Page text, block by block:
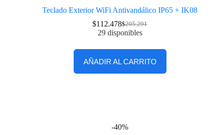
Teclado Exterior WiFi Antivandálico IP65 + IK08
$205.291
$112.478
29 disponibles
AÑADIR AL CARRITO
-40%